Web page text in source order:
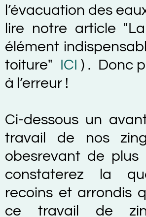
l’évacuation des
lire notre article
élément
toiture" ICI) . Donc
à l’erreur !
Ci-dessous un
travail de nos
obesrevant de plus
constaterez la
recoins et arrondis
ce travail de